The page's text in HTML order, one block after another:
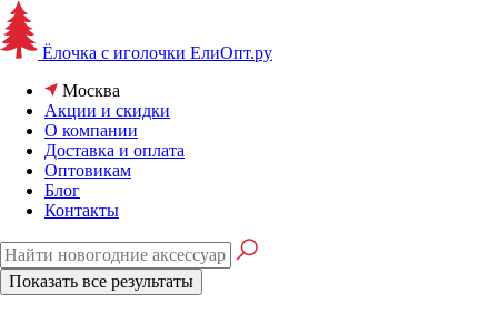
Ёлочка с иголочки ЕлиОпт.ру
Москва
Акции и скидки
О компании
Доставка и оплата
Оптовикам
Блог
Контакты